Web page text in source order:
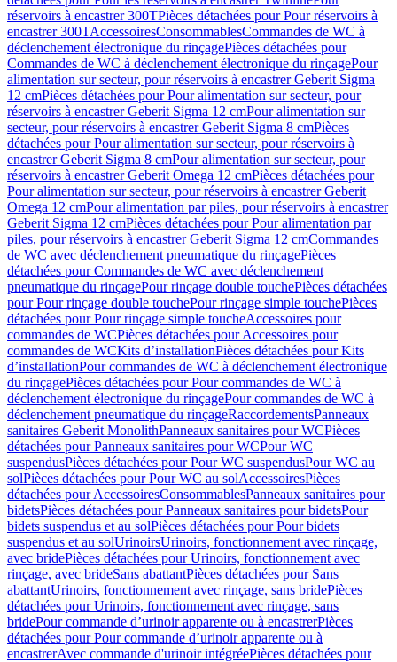
réservoirs à encastrer 300TPièces détachées pour Pour réservoirs à
encastrer 300TAccessoiresConsommablesCommandes de WC à
déclenchement électronique du rinçagePièces détachées pour
Commandes de WC à déclenchement électronique du rinçagePour
alimentation sur secteur, pour réservoirs à encastrer Geberit Sigma
12 cmPièces détachées pour Pour alimentation sur secteur, pour
réservoirs à encastrer Geberit Sigma 12 cmPour alimentation sur
secteur, pour réservoirs à encastrer Geberit Sigma 8 cmPièces
détachées pour Pour alimentation sur secteur, pour réservoirs à
encastrer Geberit Sigma 8 cmPour alimentation sur secteur, pour
réservoirs à encastrer Geberit Omega 12 cmPièces détachées pour
Pour alimentation sur secteur, pour réservoirs à encastrer Geberit
Omega 12 cmPour alimentation par piles, pour réservoirs à encastrer
Geberit Sigma 12 cmPièces détachées pour Pour alimentation par
piles, pour réservoirs à encastrer Geberit Sigma 12 cmCommandes
de WC avec déclenchement pneumatique du rinçagePièces
détachées pour Commandes de WC avec déclenchement
pneumatique du rinçagePour rinçage double touchePièces détachées
pour Pour rinçage double touchePour rinçage simple touchePièces
détachées pour Pour rinçage simple toucheAccessoires pour
commandes de WCPièces détachées pour Accessoires pour
commandes de WCKits d’installationPièces détachées pour Kits
d’installationPour commandes de WC à déclenchement électronique
du rinçagePièces détachées pour Pour commandes de WC à
déclenchement électronique du rinçagePour commandes de WC à
déclenchement pneumatique du rinçageRaccordementsPanneaux
sanitaires Geberit MonolithPanneaux sanitaires pour WCPièces
détachées pour Panneaux sanitaires pour WCPour WC
suspendusPièces détachées pour Pour WC suspendusPour WC au
solPièces détachées pour Pour WC au solAccessoiresPièces
détachées pour AccessoiresConsommablesPanneaux sanitaires pour
bidetsPièces détachées pour Panneaux sanitaires pour bidetsPour
bidets suspendus et au solPièces détachées pour Pour bidets
suspendus et au solUrinoirsUrinoirs, fonctionnement avec rinçage,
avec bridePièces détachées pour Urinoirs, fonctionnement avec
rinçage, avec brideSans abattantPièces détachées pour Sans
abattantUrinoirs, fonctionnement avec rinçage, sans bridePièces
détachées pour Urinoirs, fonctionnement avec rinçage, sans
bridePour commande d’urinoir apparente ou à encastrerPièces
détachées pour Pour commande d’urinoir apparente ou à
encastrerAvec commande d'urinoir intégréePièces détachées pour